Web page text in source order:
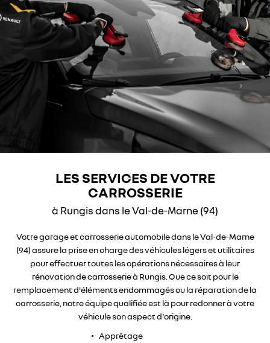
D’OCCASION
AVIS
UNE
RESTEZ
inscription
LES SERVICES DE VOTRE
CARROSSERIE
à Rungis dans le Val-de-Marne (94)
Votre garage et carrosserie automobile dans le Val-de-Marne
(94) assure la prise en charge des véhicules légers et utilitaires
pour effectuer toutes les opérations nécessaires à leur
rénovation de carrosserie à Rungis. Que ce soit pour le
remplacement d'éléments endommagés ou la réparation de la
carrosserie, notre équipe qualifiée est là pour redonner à votre
véhicule son aspect d'origine.
Apprêtage